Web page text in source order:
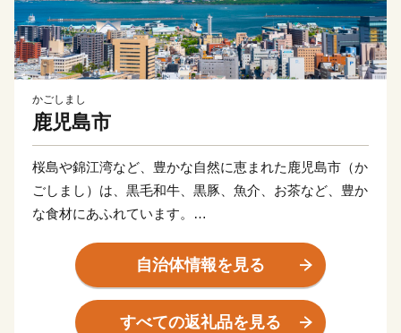
かごしまし
鹿児島市
桜島や錦江湾など、豊かな自然に恵まれた鹿児島市（か
ごしまし）は、黒毛和牛、黒豚、魚介、お茶など、豊か
な食材にあふれています。
産地ならではの味である焼酎やさつま揚げなど美味し
い“食”の宝庫です。
伝統の技を受け継ぎ、高い技術で生み出された薩摩切
自治体情報を見る
すべての返礼品を見る